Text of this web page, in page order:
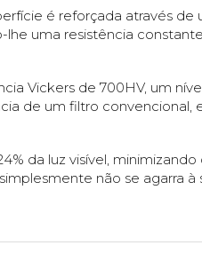
é reforçada através
uma resistência
Vickers de 700HV, um
de um filtro convencional,
da luz visível,
não se agarra à